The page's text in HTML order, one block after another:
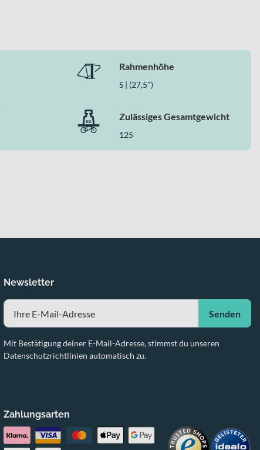
Rahmenhöhe
S | (27,5")
Zulässiges Gesamtgewicht
125
Newsletter
Senden
Mit Bestätigung deiner E-Mail-Adresse, stimmst du unseren
Datenschutzrichtlinien automatisch zu.
Zahlungsarten